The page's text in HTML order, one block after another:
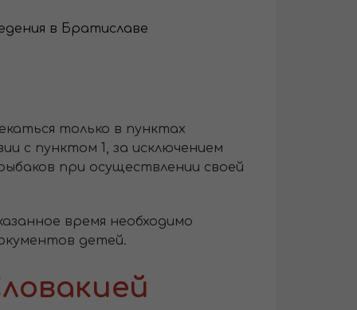
в Братиславе
только в пунктах
с пунктом 1, за исключением
при осуществлении своей
время необходимо
детей.